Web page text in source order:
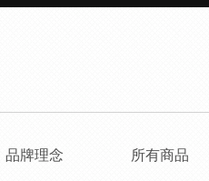
品牌理念 所有商品